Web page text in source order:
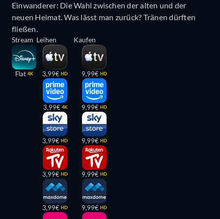
Einwanderer: Die Wahl zwischen der alten und der
neuen Heimat. Was lässt man zurück? Tränen dürften
fließen.
Stream
Flat 4K
Leihen
3,99€ HD
3,99€ 4K
3,99€ HD
3,99€ HD
3,99€ HD
Kaufen
9,99€ HD
9,99€ HD
9,99€ HD
9,99€ HD
9,99€ HD